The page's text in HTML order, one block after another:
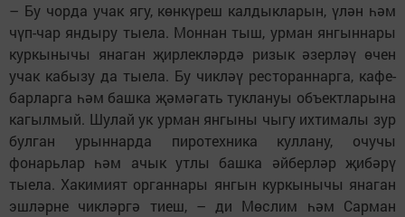
– Бу чорда учак ягу, көнкүреш калдыкларын, үлән һәм
чүп-чар яндыру тыела. Моннан тыш, урман янгыннары
куркынычы янаган җирлекләрдә ризык әзерләү өчен
учак кабызу да тыела. Бу чикләү рестораннарга, кафе-
барларга һәм башка җәмәгать туклануы объектларына
кагылмый. Шулай ук урман янгыны чыгу ихтималы зур
булган урыннарда пиротехника куллану, очучы
фонарьлар һәм ачык утлы башка әйберләр җибәрү
тыела. Хакимият органнары янгын куркынычы янаган
эшләрне чикләргә тиеш, – ди Мөслим һәм Сарман